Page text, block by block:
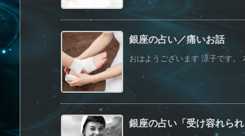
銀座の占い／痛いお話
おはようございます 涼子です。
銀座の占い「受け容れられ